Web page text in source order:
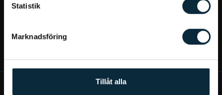
Statistik
Marknadsföring
Tillåt alla